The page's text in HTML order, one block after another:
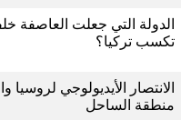
الدولة التي جعلت العاصفة
تكسب تركيا؟
الانتصار الأيديولوجي لروسيا
منطقة الساحل